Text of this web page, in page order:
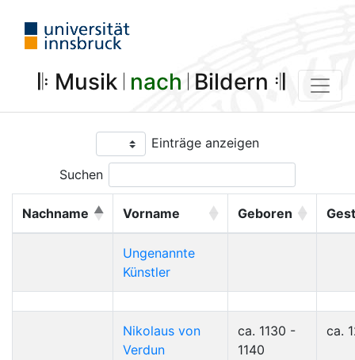
𝄆 Musik 𝄀 nach 𝄀 Bildern 𝄇
Einträge anzeigen
Suchen
Nachname Vorname Geboren
Ungenannte
Künstler
Nikolaus von
Verdun
ca. 1130 -
1140
ca.